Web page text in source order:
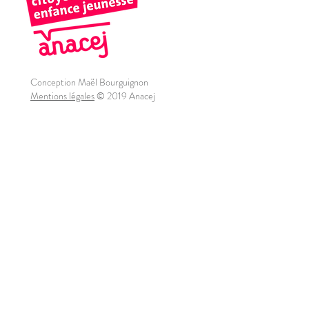
Conception Maël Bourguignon
Mentions légales© 2019 Anacej